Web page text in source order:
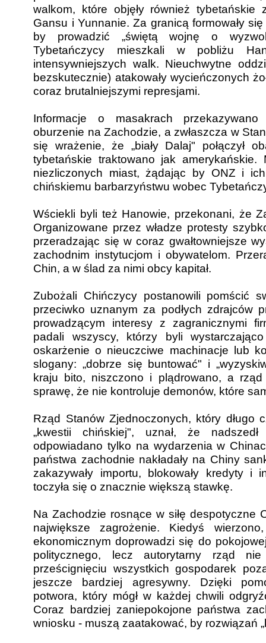
walkom, które objęły również tybetańskie
Gansu i Yunnanie. Za granicą formowały
by prowadzić „świętą wojnę o
Tybetańczycy mieszkali w pobliżu
intensywniejszych walk. Nieuchwytne
bezskutecznie) atakowały wycieńczonych
coraz brutalniejszymi represjami.
Informacje o masakrach
oburzenie na Zachodzie, a zwłaszcza w
się wrażenie, że „biały Dalaj" połączył
tybetańskie traktowano jak
niezliczonych miast, żądając by ONZ i ich
chińskiemu barbarzyństwu wobec
Wściekli byli też Hanowie, przekonani, że
Organizowane przez władze protesty
przeradzając się w coraz gwałtowniejsze
zachodnim instytucjom i obywatelom.
Chin, a w ślad za nimi obcy kapitał.
Zubożali Chińczycy postanowili pomścić
przeciwko uznanym za podłych zdrajców
prowadzącym interesy z zagranicznymi
padali wszyscy, którzy byli
oskarżenie o nieuczciwe machinacje lub
slogany: „dobrze się buntować" i
kraju bito, niszczono i plądrowano, a
sprawę, że nie kontroluje demonów, które
Rząd Stanów Zjednoczonych, który długo
„kwestii chińskiej", uznał, że
odpowiadano tylko na wydarzenia w
państwa zachodnie nakładały na Chiny
zakazywały importu, blokowały kredyty i
toczyła się o znacznie większą stawkę.
Na Zachodzie rosnące w siłę despotyczne
największe zagrożenie. Kiedyś
ekonomicznym doprowadzi się do
politycznego, lecz autorytarny rząd
prześcignięciu wszystkich gospodarek
jeszcze bardziej agresywny. Dzięki
potwora, który mógł w każdej chwili
Coraz bardziej zaniepokojone państwa
wniosku - muszą zaatakować, by rozwiązań